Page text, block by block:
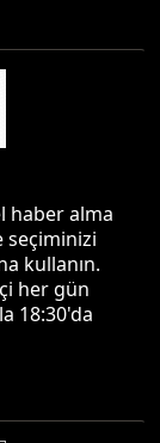
haber alma
seçiminizi
kullanın.
her gün
18:30'da